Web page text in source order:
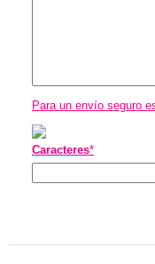
Para un envío seguro
Caracteres*